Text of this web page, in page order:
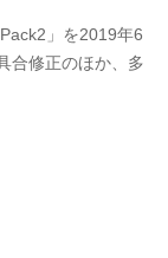
」を2019年6
合修正のほか、多